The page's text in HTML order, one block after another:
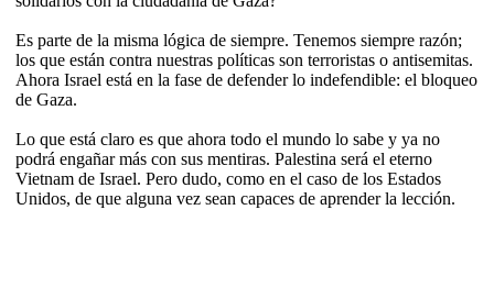
Es parte de la misma lógica de siempre. Tenemos siempre razón;
los que están contra nuestras políticas son terroristas o antisemitas.
Ahora Israel está en la fase de defender lo indefendible: el bloqueo
de Gaza.
Lo que está claro es que ahora todo el mundo lo sabe y ya no
podrá engañar más con sus mentiras. Palestina será el eterno
Vietnam de Israel. Pero dudo, como en el caso de los Estados
Unidos, de que alguna vez sean capaces de aprender la lección.